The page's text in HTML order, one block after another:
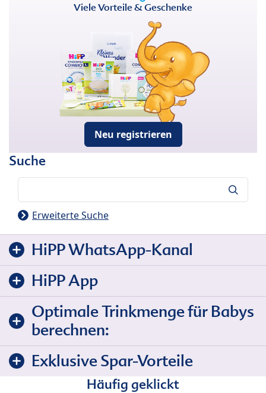
Viele Vorteile & Geschenke
Neu registrieren
Suche
Erweiterte Suche
HiPP WhatsApp-Kanal
HiPP App
Optimale Trinkmenge für Babys
berechnen:
Exklusive Spar-Vorteile
Häufig geklickt